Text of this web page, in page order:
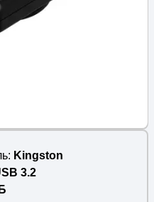
Kingston
3.2